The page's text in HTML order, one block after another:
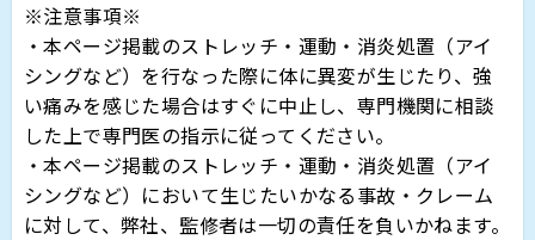
※注意事項※
・本ページ掲載のストレッチ・運動・消炎処置（アイ
シングなど）を行なった際に体に異変が生じたり、強
い痛みを感じた場合はすぐに中止し、専門機関に相談
した上で専門医の指示に従ってください。
・本ページ掲載のストレッチ・運動・消炎処置（アイ
シングなど）において生じたいかなる事故・クレーム
に対して、弊社、監修者は一切の責任を負いかねます。